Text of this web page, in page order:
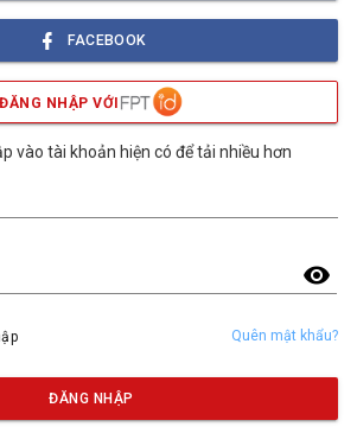
FACEBOOK
ĐĂNG NHẬP VỚI
vào tài khoản hiện có để tải nhiều hơn
visibility
Quên mật khẩu?
ĐĂNG NHẬP